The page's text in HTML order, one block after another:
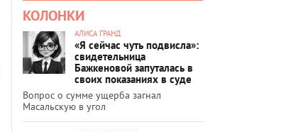
КОЛОНКИ
АЛИСА ГРАНД
«Я сейчас чуть подвисла»:
свидетельница
Бажкеновой запуталась в
своих показаниях в суде
Вопрос о сумме ущерба загнал
Масальскую в угол